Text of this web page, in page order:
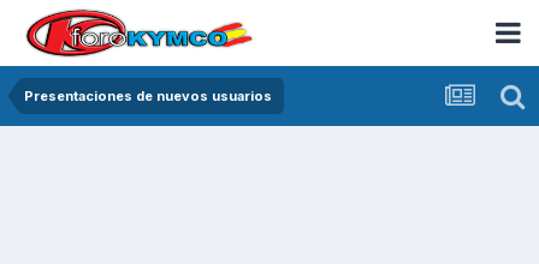
Presentaciones de nuevos usuarios